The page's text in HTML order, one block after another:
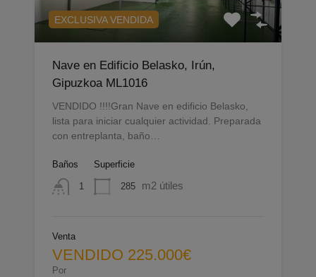
EXCLUSIVA VENDIDA
Nave en Edificio Belasko, Irún,
Gipuzkoa ML1016
VENDIDO !!!!Gran Nave en edificio Belasko,
lista para iniciar cualquier actividad. Preparada
con entreplanta, baño…
Baños
1
Superficie
285 m2 útiles
Venta
VENDIDO 225.000€
Por